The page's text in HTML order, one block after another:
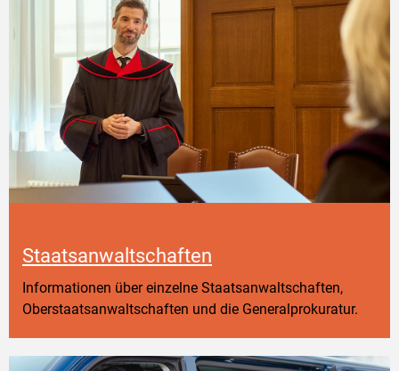
Staatsanwaltschaften
Informationen über einzelne Staatsanwaltschaften,
Oberstaatsanwaltschaften und die Generalprokuratur.